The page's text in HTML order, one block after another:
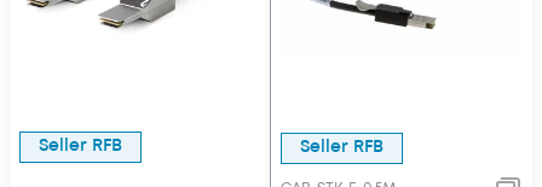
Seller RFB Seller RFB